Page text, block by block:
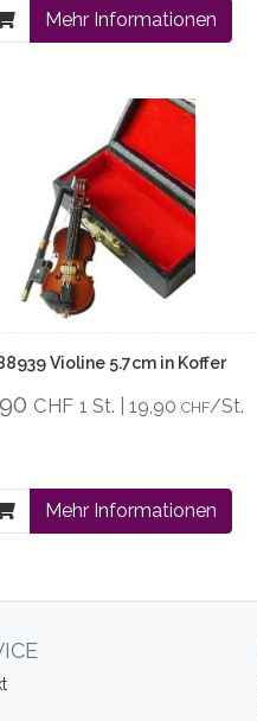
Mehr Informationen
Violine 5.7cm in Koffer
CHF 1 St. | 19,90 CHF/St.
Mehr Informationen